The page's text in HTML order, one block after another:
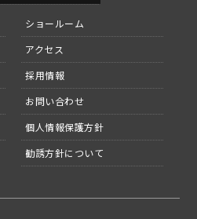
ショールーム
アクセス
採用情報
お問い合わせ
個人情報保護方針
勧誘方針について